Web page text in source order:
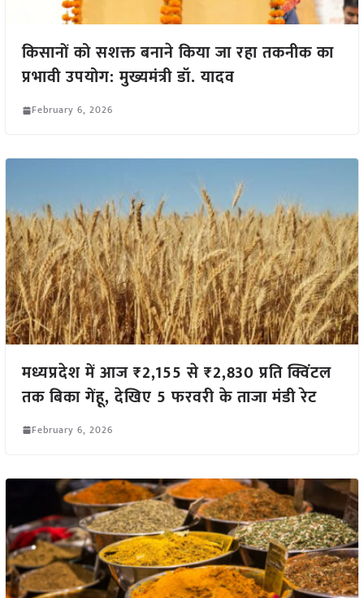
किसानों को सशक्त बनाने किया जा रहा तकनीक का
प्रभावी उपयोग: मुख्यमंत्री डॉ. यादव
February 6, 2026
मध्यप्रदेश में आज ₹2,155 से ₹2,830 प्रति क्विंटल
तक बिका गेंहू, देखिए 5 फरवरी के ताजा मंडी रेट
February 6, 2026